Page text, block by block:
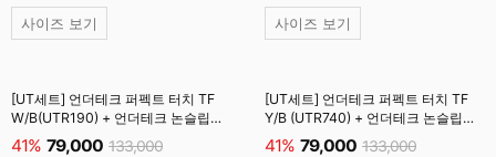
사이즈 보기 사이즈 보기
[UT세트] 언더테크 퍼펙트 터치 TF
W/B(UTR190) + 언더테크 논슬립
카프 삭스 (UTG802) 양말 #
41% 79,000 133,000
[UT세트] 언더테크 퍼펙트 터치 TF
Y/B (UTR740) + 언더테크 논슬립
카프 삭스 (UTG802) 양말 #
41% 79,000 133,000